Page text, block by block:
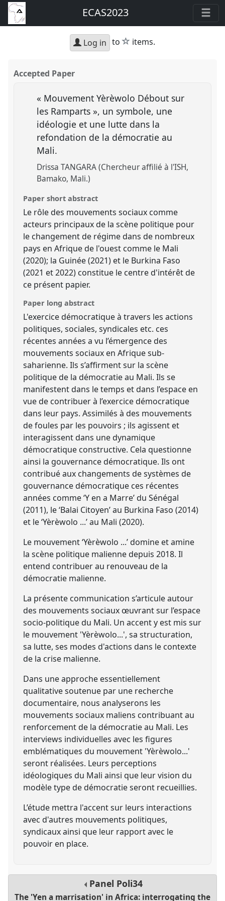
ECAS2023
Log in to star
items.
Accepted Paper
« Mouvement Yèrèwolo Débout sur
les Ramparts », un symbole, une
idéologie et une lutte dans la
refondation de la démocratie au
Mali.
Drissa TANGARA (Chercheur affilié à l'ISH,
Bamako, Mali.)
Paper short abstract
Le rôle des mouvements sociaux comme
acteurs principaux de la scène politique pour
le changement de régime dans de nombreux
pays en Afrique de l'ouest comme le Mali
(2020); la Guinée (2021) et le Burkina Faso
(2021 et 2022) constitue le centre d'intérêt de
ce présent papier.
Paper long abstract
L'exercice démocratique à travers les actions
politiques, sociales, syndicales etc. ces
récentes années a vu l’émergence des
mouvements sociaux en Afrique sub-
saharienne. Ils s’affirment sur la scène
politique de la démocratie au Mali. Ils se
manifestent dans le temps et dans l’espace en
vue de contribuer à l’exercice démocratique
dans leur pays. Assimilés à des mouvements
de foules par les pouvoirs ; ils agissent et
interagissent dans une dynamique
démocratique constructive. Cela questionne
ainsi la gouvernance démocratique. Ils ont
contribué aux changements de systèmes de
gouvernance démocratique ces récentes
années comme ‘Y en a Marre’ du Sénégal
(2011), le ‘Balai Citoyen’ au Burkina Faso (2014)
et le ‘Yèrèwolo ...’ au Mali (2020).
Le mouvement ‘Yèrèwolo ...’ domine et amine
la scène politique malienne depuis 2018. Il
entend contribuer au renouveau de la
démocratie malienne.
La présente communication s’articule autour
des mouvements sociaux œuvrant sur l’espace
socio-politique du Mali. Un accent y est mis sur
le mouvement 'Yèrèwolo...', sa structuration,
sa lutte, ses modes d'actions dans le contexte
de la crise malienne.
Dans une approche essentiellement
qualitative soutenue par une recherche
documentaire, nous analyserons les
mouvements sociaux maliens contribuant au
renforcement de la démocratie au Mali. Les
interviews individuelles avec les figures
emblématiques du mouvement 'Yèrèwolo...'
seront réalisées. Leurs perceptions
idéologiques du Mali ainsi que leur vision du
modèle type de démocratie seront recueillies.
L’étude mettra l'accent sur leurs interactions
avec d'autres mouvements politiques,
syndicaux ainsi que leur rapport avec le
pouvoir en place.
Panel Poli34
The 'Yen a marrisation' in Africa: interrogating the